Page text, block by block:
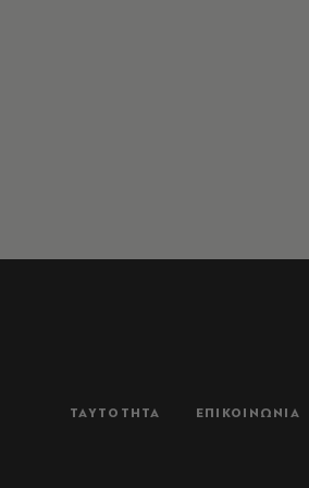
ΤΑΥΤΟΤΗΤΑ ΕΠΙΚΟΙΝΩΝΙΑ